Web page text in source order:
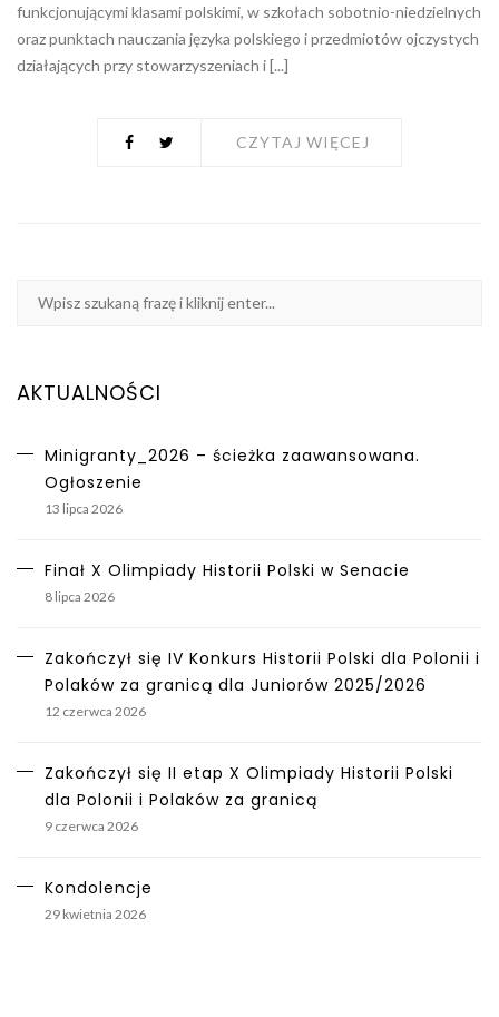
funkcjonującymi klasami polskimi, w szkołach sobotnio-niedzielnych
oraz punktach nauczania języka polskiego i przedmiotów ojczystych
działających przy stowarzyszeniach i [...]
CZYTAJ WIĘCEJ
AKTUALNOŚCI
Minigranty_2026 – ścieżka zaawansowana.
Ogłoszenie
13 lipca 2026
Finał X Olimpiady Historii Polski w Senacie
8 lipca 2026
Zakończył się IV Konkurs Historii Polski dla Polonii i
Polaków za granicą dla Juniorów 2025/2026
12 czerwca 2026
Zakończył się II etap X Olimpiady Historii Polski
dla Polonii i Polaków za granicą
9 czerwca 2026
Kondolencje
29 kwietnia 2026